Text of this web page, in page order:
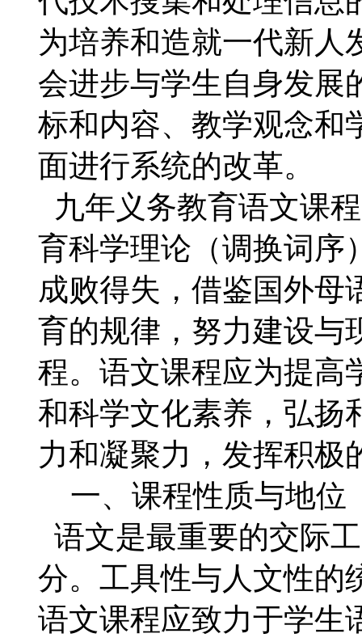
为培养和造就一代新人
会进步与学生自身发展
标和内容、教学观念和
面进行系统的改革。
九年义务教育语文课
育科学理论（调换词序
成败得失，借鉴国外母
育的规律，努力建设与
程。语文课程应为提高
和科学文化素养，弘扬
力和凝聚力，发挥积极
一、课程性质与地位
语文是最重要的交际
分。工具性与人文性的
语文课程应致力于学生